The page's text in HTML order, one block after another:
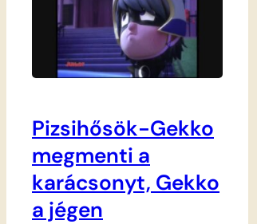
Pizsihősök-Gekko
megmenti a
karácsonyt, Gekko
a jégen